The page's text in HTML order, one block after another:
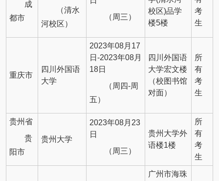
成
都市
（清水
河校区）
（周三）
校区)品学
楼5楼
考
生
重庆市
四川外国语
大学
2023年08月17
日-2023年08月
18日
（周四-周
五）
四川外国语
大学宏文楼
（校图书馆
对面）
所
有
考
生
贵州省
贵
阳市
贵州大学
2023年08月23
日
（周三）
贵州大学外
语楼1楼
所
有
考
生
广州市海珠